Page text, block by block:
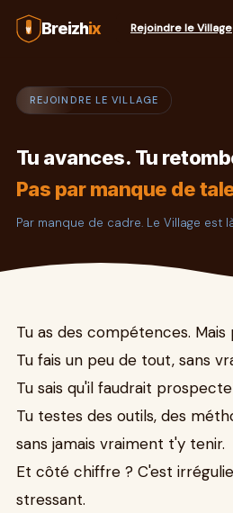
Breizhix Rejoindre le Village
REJOINDRE LE VILLAGE
Tu avances. Tu
Pas par manque de
Par manque de cadre. Le Village est
Tu as des compétences. Mais
Tu fais un peu de tout, sans
Tu sais qu'il faudrait
Tu testes des outils, des
sans jamais vraiment t'y tenir.
Et côté chiffre ? C'est
stressant.